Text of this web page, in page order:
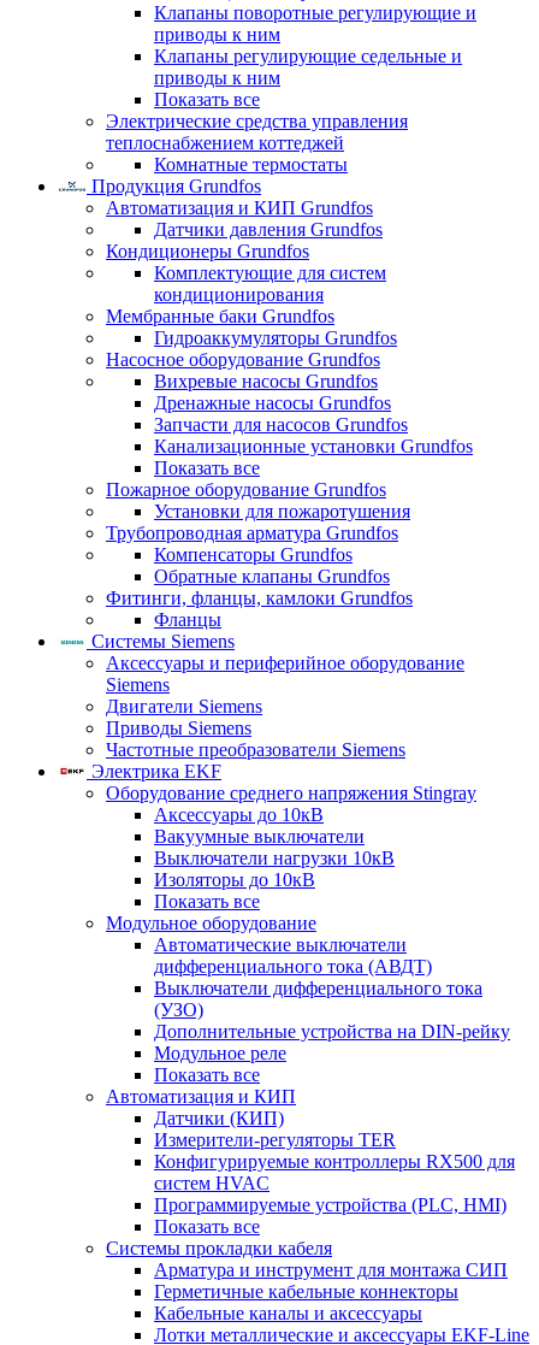
Клапаны поворотные регулирующие и
приводы к ним
Клапаны регулирующие седельные и
приводы к ним
Показать все
Электрические средства управления
теплоснабжением коттеджей
Комнатные термостаты
Продукция Grundfos
Автоматизация и КИП Grundfos
Датчики давления Grundfos
Кондиционеры Grundfos
Комплектующие для систем
кондиционирования
Мембранные баки Grundfos
Гидроаккумуляторы Grundfos
Насосное оборудование Grundfos
Вихревые насосы Grundfos
Дренажные насосы Grundfos
Запчасти для насосов Grundfos
Канализационные установки Grundfos
Показать все
Пожарное оборудование Grundfos
Установки для пожаротушения
Трубопроводная арматура Grundfos
Компенсаторы Grundfos
Обратные клапаны Grundfos
Фитинги, фланцы, камлоки Grundfos
Фланцы
Системы Siemens
Аксессуары и периферийное оборудование
Siemens
Двигатели Siemens
Приводы Siemens
Частотные преобразователи Siemens
Электрика EKF
Оборудование среднего напряжения Stingray
Аксессуары до 10кВ
Вакуумные выключатели
Выключатели нагрузки 10кВ
Изоляторы до 10кВ
Показать все
Модульное оборудование
Автоматические выключатели
дифференциального тока (АВДТ)
Выключатели дифференциального тока
(УЗО)
Дополнительные устройства на DIN-рейку
Модульное реле
Показать все
Автоматизация и КИП
Датчики (КИП)
Измерители-регуляторы TER
Конфигурируемые контроллеры RX500 для
систем HVAC
Программируемые устройства (PLC, HMI)
Показать все
Системы прокладки кабеля
Арматура и инструмент для монтажа СИП
Герметичные кабельные коннекторы
Кабельные каналы и аксессуары
Лотки металлические и аксессуары EKF-Line